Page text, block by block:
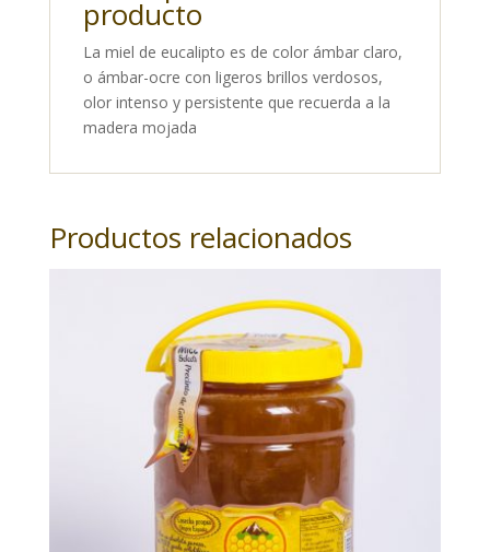
producto
La miel de eucalipto es de color ámbar claro,
o ámbar-ocre con ligeros brillos verdosos,
olor intenso y persistente que recuerda a la
madera mojada
Productos relacionados